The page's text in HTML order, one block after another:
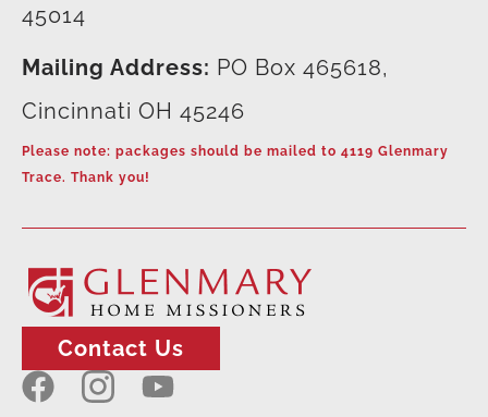
Contact Us
45014
Mailing Address: PO Box 465618,
Cincinnati OH 45246
Please note: packages should be mailed to 4119 Glenmary
Trace. Thank you!